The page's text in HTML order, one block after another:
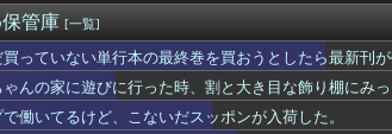
のJドリームや本日のバーガーが安い！リアル...
「なにこの大きさ。まるでおにぎり」一口食べて「甘
て帰宅。児相から連絡が来ても、もう養育する意思が
の時のあの言葉ってこういう意味で俺を気遣ってくれ
ず耐えてきたけどついに「わがままな息子さんに疲れ
ワキされ、私が出て行く前、布団近くにまだ火の消え
管庫 [一覧]
っていない単行本の最終巻を買おうとしたら最新刊が
んの家に遊びに行った時、割と大き目な飾り棚にみっ
働いてるけど、こないだスッポンが入荷した。